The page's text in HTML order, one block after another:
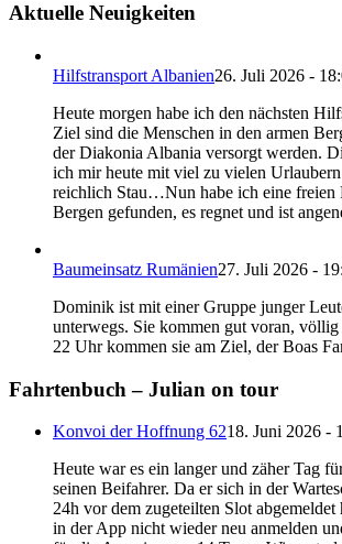
Aktuelle Neuigkeiten
Hilfstransport Albanien26. Juli 2026 -
Heute morgen habe ich den nächsten
Ziel sind die Menschen in den armen
der Diakonia Albania versorgt werden.
ich mir heute mit viel zu vielen
reichlich Stau…Nun habe ich eine freien
Bergen gefunden, es regnet und ist
Baumeinsatz Rumänien27. Juli 2026 -
Dominik ist mit einer Gruppe junger
unterwegs. Sie kommen gut voran, völlig
22 Uhr kommen sie am Ziel, der Boas
Fahrtenbuch – Julian on tour
Konvoi der Hoffnung 6218. Juni 2026 -
Heute war es ein langer und zäher Tag
seinen Beifahrer. Da er sich in der
24h vor dem zugeteilten Slot abgemeldet
in der App nicht wieder neu anmelden